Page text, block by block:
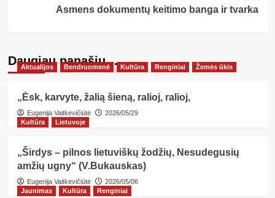
Asmens dokumentų keitimo banga ir tvarka
Daugiau panašių…
Aktualijos Bendruomenė Kultūra Renginiai Žemės ūkis
„Ėsk, karvyte, žalią šieną, ralioj, ralioj,
Eugenija Vaitkevičiūtė
2026/05/29
Kultūra
Lietuvoje
„Širdys – pilnos lietuviškų žodžių, Nesudegusių
amžių ugny“ (V.Bukauskas)
Eugenija Vaitkevičiūtė
2026/05/06
Jaunimas
Kultūra Renginiai